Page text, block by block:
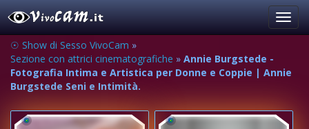
☉ Show di Sesso VivoCam »
Sezione con attrici cinematografiche » Annie Burgstede -
Fotografia Intima e Artistica per Donne e Coppie | Annie
Burgstede Seni e Intimità.